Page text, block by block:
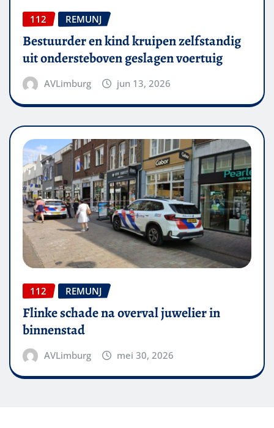
112 REMUNJ
Bestuurder en kind kruipen zelfstandig
uit ondersteboven geslagen voertuig
AVLimburg jun 13, 2026
112 REMUNJ
Flinke schade na overval juwelier in
binnenstad
AVLimburg mei 30, 2026